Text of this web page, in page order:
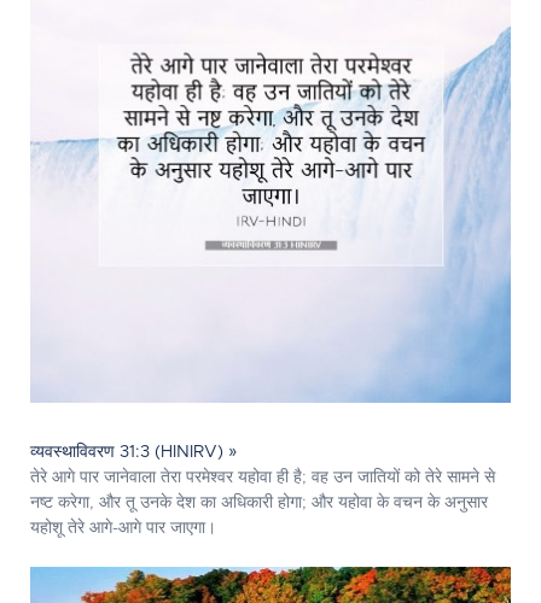
व्यवस्थाविवरण 31:3 (HINIRV) »
तेरे आगे पार जानेवाला तेरा परमेश्‍वर यहोवा ही है; वह उन जातियों को तेरे सामने से
नष्ट करेगा, और तू उनके देश का अधिकारी होगा; और यहोवा के वचन के अनुसार
यहोशू तेरे आगे-आगे पार जाएगा।